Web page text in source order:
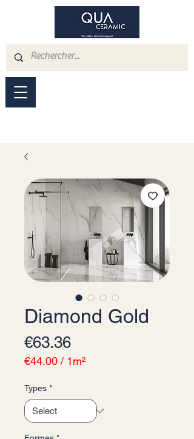
Diamond Gold
€63.36Price
€44.00 / 1m²
per
1
Square
Types *